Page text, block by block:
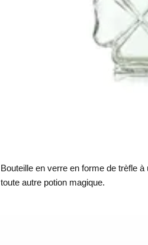
Bouteille en verre en forme de trèfle
toute autre potion magique.